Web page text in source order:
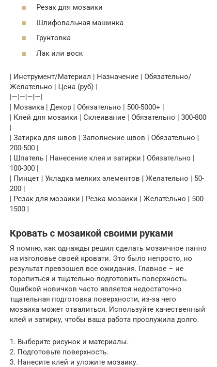
Резак для мозаики
Шлифовальная машинка
Грунтовка
Лак или воск
| Инструмент/Материал | Назначение | Обязательно/
Желательно | Цена (руб) |
|—|—|—|—|
| Мозаика | Декор | Обязательно | 500-5000+ |
| Клей для мозаики | Склеивание | Обязательно | 300-800
|
| Затирка для швов | Заполнение швов | Обязательно |
200-500 |
| Шпатель | Нанесение клея и затирки | Обязательно |
100-300 |
| Пинцет | Укладка мелких элементов | Желательно | 50-
200 |
| Резак для мозаики | Резка мозаики | Желательно | 500-
1500 |
Кровать с мозаикой своими руками
Я помню, как однажды решил сделать мозаичное панно
на изголовье своей кровати. Это было непросто, но
результат превзошел все ожидания. Главное – не
торопиться и тщательно подготовить поверхность.
Ошибкой новичков часто является недостаточно
тщательная подготовка поверхности, из-за чего
мозаика может отвалиться. Используйте качественный
клей и затирку, чтобы ваша работа прослужила долго.
1. Выберите рисунок и материалы.
2. Подготовьте поверхность.
3. Нанесите клей и уложите мозаику.